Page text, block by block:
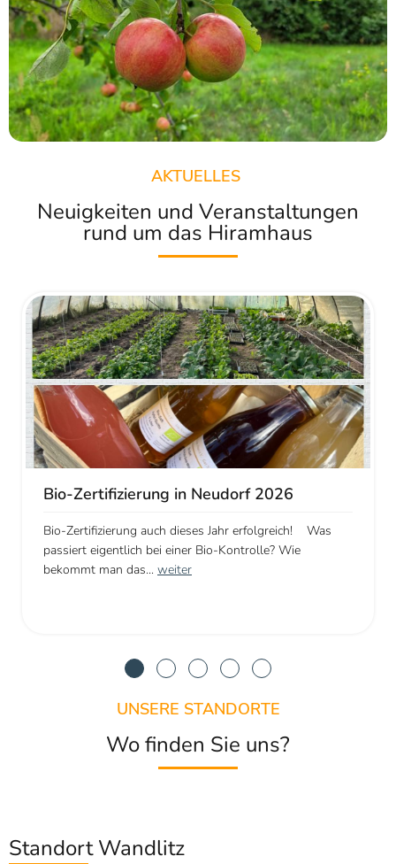
AKTUELLES
Neuigkeiten und Veranstaltungen
rund um das Hiramhaus
Bio-Zertifizierung in Neudorf 2026
Bio-Zertifizierung auch dieses Jahr erfolgreich! Was
passiert eigentlich bei einer Bio-Kontrolle? Wie
bekommt man das... weiter
UNSERE STANDORTE
Wo finden Sie uns?
Standort Wandlitz